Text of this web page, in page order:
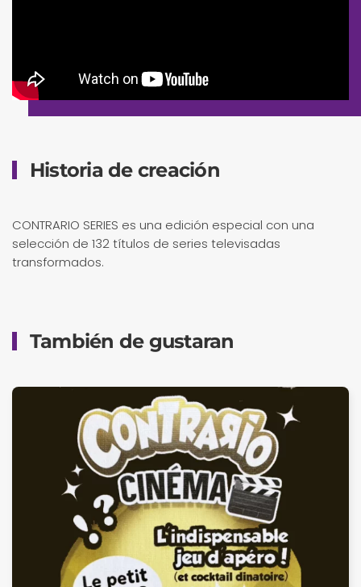
Historia de creación
CONTRARIO SERIES es una edición especial con una
selección de 132 títulos de series televisadas
transformados.
También de gustaran